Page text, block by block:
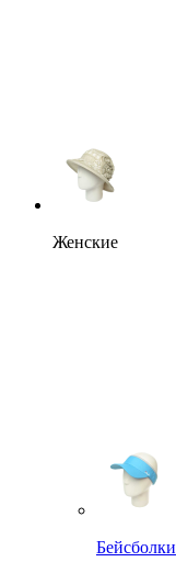
Женские
Бейсболки